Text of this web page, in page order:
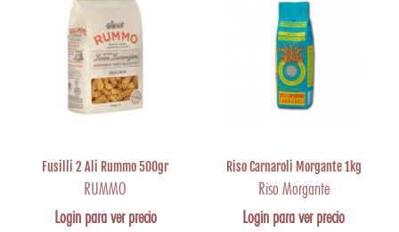
Fusilli 2 Ali Rummo 500gr
RUMMO
Login para ver precio
Riso Carnaroli Morgante 1kg
Riso Morgante
Login para ver precio